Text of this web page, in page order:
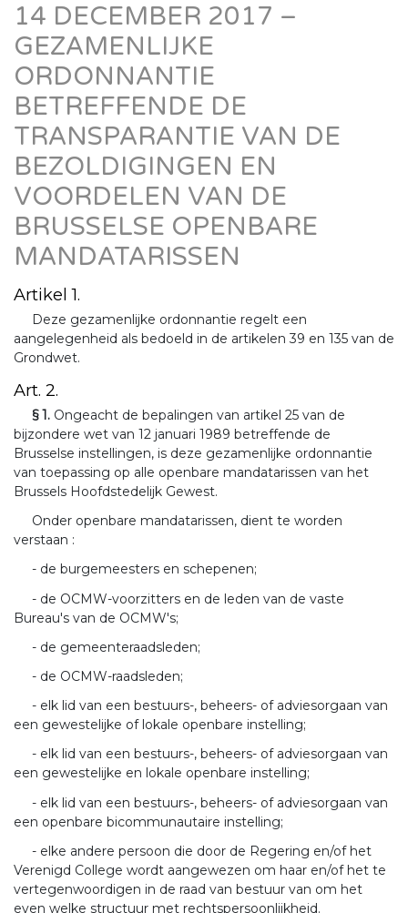
14 DECEMBER 2017 –
GEZAMENLIJKE
ORDONNANTIE
BETREFFENDE DE
TRANSPARANTIE VAN DE
BEZOLDIGINGEN EN
VOORDELEN VAN DE
BRUSSELSE OPENBARE
MANDATARISSEN
Artikel 1.
Deze gezamenlijke ordonnantie regelt een
aangelegenheid als bedoeld in de artikelen 39 en 135 van de
Grondwet.
Art. 2.
§ 1. Ongeacht de bepalingen van artikel 25 van de
bijzondere wet van 12 januari 1989 betreffende de
Brusselse instellingen, is deze gezamenlijke ordonnantie
van toepassing op alle openbare mandatarissen van het
Brussels Hoofdstedelijk Gewest.
Onder openbare mandatarissen, dient te worden
verstaan :
- de burgemeesters en schepenen;
- de OCMW-voorzitters en de leden van de vaste
Bureau's van de OCMW's;
- de gemeenteraadsleden;
- de OCMW-raadsleden;
- elk lid van een bestuurs-, beheers- of adviesorgaan van
een gewestelijke of lokale openbare instelling;
- elk lid van een bestuurs-, beheers- of adviesorgaan van
een gewestelijke en lokale openbare instelling;
- elk lid van een bestuurs-, beheers- of adviesorgaan van
een openbare bicommunautaire instelling;
- elke andere persoon die door de Regering en/of het
Verenigd College wordt aangewezen om haar en/of het te
vertegenwoordigen in de raad van bestuur van om het
even welke structuur met rechtspersoonlijkheid.